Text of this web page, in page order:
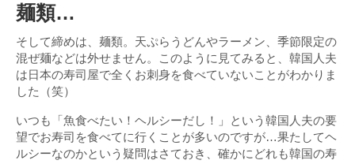
麺類…
そして締めは、麺類。天ぷらうどんやラーメン、季節限定の
混ぜ麺などは外せません。このように見てみると、韓国人夫
は日本の寿司屋で全くお刺身を食べていないことがわかりま
した（笑）
いつも「魚食べたい！ヘルシーだし！」という韓国人夫の要
望でお寿司を食べてに行くことが多いのですが…果たしてヘ
ルシーなのかという疑問はさておき、確かにどれも韓国の寿